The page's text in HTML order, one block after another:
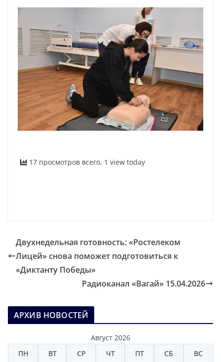
17 просмотров всего, 1 view today
Двухнедельная готовность: «Ростелеком
Лицей» снова поможет подготовиться к
«Диктанту Победы»
Радиоканал «Вагай» 15.04.2026
АРХИВ НОВОСТЕЙ
Август 2026
ПН
ВТ СР ЧТ ПТ СБ ВС